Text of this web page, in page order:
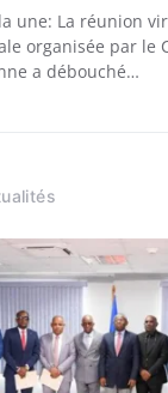
une: La réunion
organisée par le
a débouché…